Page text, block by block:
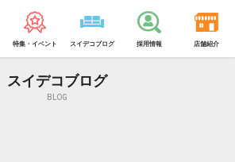
特集・イベント スイデコブログ 採用情報 店舗紹介
スイデコブログ
BLOG